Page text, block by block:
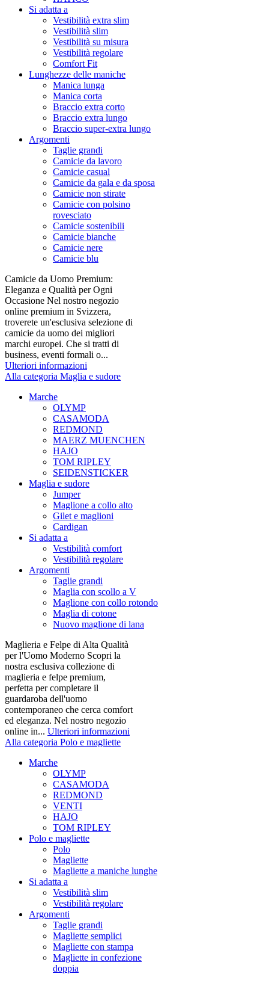
Si adatta a
Vestibilità extra slim
Vestibilità slim
Vestibilità su misura
Vestibilità regolare
Comfort Fit
Lunghezze delle maniche
Manica lunga
Manica corta
Braccio extra corto
Braccio extra lungo
Braccio super-extra lungo
Argomenti
Taglie grandi
Camicie da lavoro
Camicie casual
Camicie da gala e da sposa
Camicie non stirate
Camicie con polsino
rovesciato
Camicie sostenibili
Camicie bianche
Camicie nere
Camicie blu
Camicie da Uomo Premium:
Eleganza e Qualità per Ogni
Occasione Nel nostro negozio
online premium in Svizzera,
troverete un'esclusiva selezione di
camicie da uomo dei migliori
marchi europei. Che si tratti di
business, eventi formali o...
Ulteriori informazioni
Alla categoria Maglia e sudore
Marche
OLYMP
CASAMODA
REDMOND
MAERZ MUENCHEN
HAJO
TOM RIPLEY
SEIDENSTICKER
Maglia e sudore
Jumper
Maglione a collo alto
Gilet e maglioni
Cardigan
Si adatta a
Vestibilità comfort
Vestibilità regolare
Argomenti
Taglie grandi
Maglia con scollo a V
Maglione con collo rotondo
Maglia di cotone
Nuovo maglione di lana
Maglieria e Felpe di Alta Qualità
per l'Uomo Moderno Scopri la
nostra esclusiva collezione di
maglieria e felpe premium,
perfetta per completare il
guardaroba dell'uomo
contemporaneo che cerca comfort
ed eleganza. Nel nostro negozio
online in... Ulteriori informazioni
Alla categoria Polo e magliette
Marche
OLYMP
CASAMODA
REDMOND
VENTI
HAJO
TOM RIPLEY
Polo e magliette
Polo
Magliette
Magliette a maniche lunghe
Si adatta a
Vestibilità slim
Vestibilità regolare
Argomenti
Taglie grandi
Magliette semplici
Magliette con stampa
Magliette in confezione
doppia